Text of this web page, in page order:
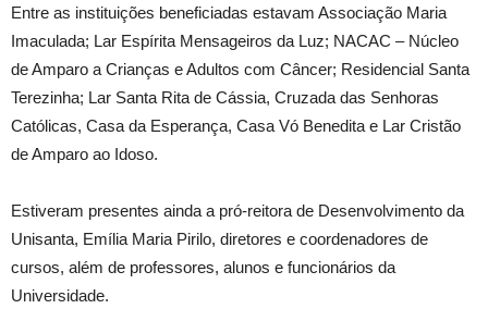
Entre as instituições beneficiadas estavam Associação Maria
Imaculada; Lar Espírita Mensageiros da Luz; NACAC – Núcleo
de Amparo a Crianças e Adultos com Câncer; Residencial Santa
Terezinha; Lar Santa Rita de Cássia, Cruzada das Senhoras
Católicas, Casa da Esperança, Casa Vó Benedita e Lar Cristão
de Amparo ao Idoso.
Estiveram presentes ainda a pró-reitora de Desenvolvimento da
Unisanta, Emília Maria Pirilo, diretores e coordenadores de
cursos, além de professores, alunos e funcionários da
Universidade.